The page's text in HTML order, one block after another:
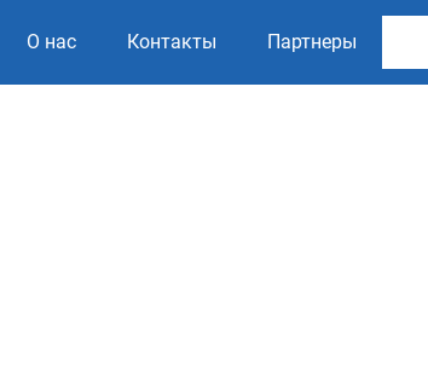
О нас Контакты Партнеры